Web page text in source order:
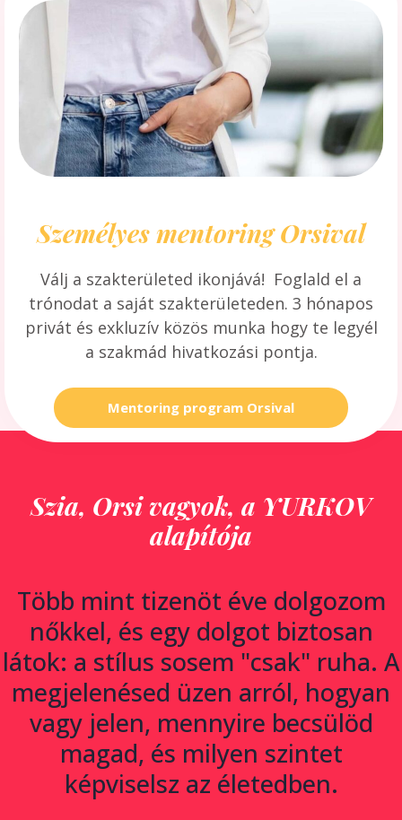
Személyes mentoring Orsival
Válj a szakterületed ikonjává! Foglald el a
trónodat a saját szakterületeden. 3 hónapos
privát és exkluzív közös munka hogy te legyél
a szakmád hivatkozási pontja.
Mentoring program Orsival
Szia, Orsi vagyok, a YURKOV
alapítója
Több mint tizenöt éve dolgozom
nőkkel, és egy dolgot biztosan
látok: a stílus sosem "csak" ruha. A
megjelenésed üzen arról, hogyan
vagy jelen, mennyire becsülöd
magad, és milyen szintet
képviselsz az életedben.